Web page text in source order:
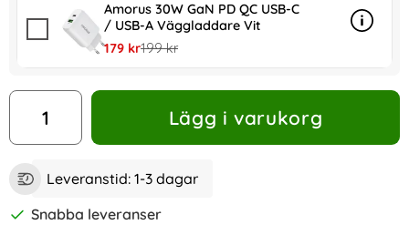
Amorus 30W GaN PD QC USB-C
/ USB-A Väggladdare Vit
rea pris
179 krtidigare pris
199 kr
Info
mer
antal
Lägg i varukorg
Leveranstid: 1-3 dagar
Snabba leveranser